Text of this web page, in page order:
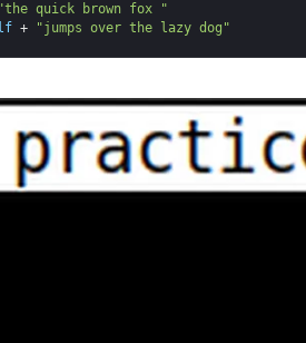
"the quick brown fox "
+ "jumps over the lazy dog"